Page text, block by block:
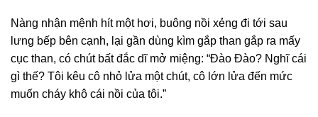
Nàng nhận mệnh hít một hơi, buông nồi xẻng đi tới sau
lưng bếp bên cạnh, lại gần dùng kìm gắp than gắp ra mấy
cục than, có chút bất đắc dĩ mở miệng: “Đào Đào? Nghĩ cái
gì thế? Tôi kêu cô nhỏ lửa một chút, cô lớn lửa đến mức
muốn cháy khô cái nồi của tôi.”